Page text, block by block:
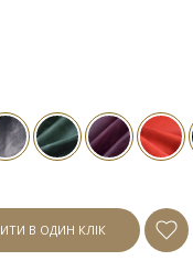
В ОДИН КЛІК